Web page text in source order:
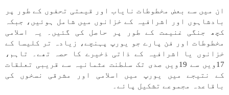
ان میں سے بعض مخطوطات نایاب اور قیمتی تحفوں کے طور پر
بادشاہوں اور اشرافیہ کے خزانوں میں شامل ہوئیں، جبکہ
کچھ جنگی غنیمت کے طور پر حاصل کی گئیں۔ یہ اسلامی
مخطوطات اور فن پارے جو یورپ پہنچے، زیادہ تر کلیسا کے
خزانوں یا اشرافیہ کے ذاتی ذخیرے کا حصہ تھے۔ تاہم،
17ویں سے 19ویں صدی تک سلطنت عثمانیہ سے قریبی تعلقات
کے نتیجے میں یورپ میں اسلامی اور مشرقی نسخوں کی
باقاعدہ مجموعے تشکیل پائے۔